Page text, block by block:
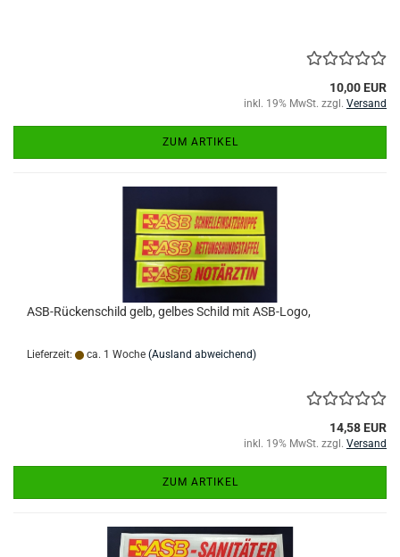
10,00 EUR
inkl. 19% MwSt. zzgl. Versand
ZUM ARTIKEL
ASB-Rückenschild gelb, gelbes Schild mit ASB-Logo,
Lieferzeit: ca. 1 Woche (Ausland abweichend)
14,58 EUR
inkl. 19% MwSt. zzgl. Versand
ZUM ARTIKEL